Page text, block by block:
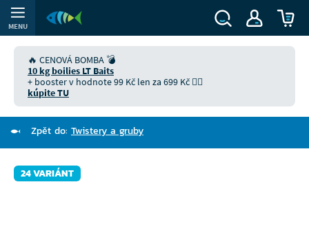
MENU
🔥 CENOVÁ BOMBA 💣
10 kg boilies LT Baits
+ booster v hodnote 99 Kč len za 699 Kč 👉🏻
kúpite TU
Zpět do: Twistery a gruby
24 VARIÁNT